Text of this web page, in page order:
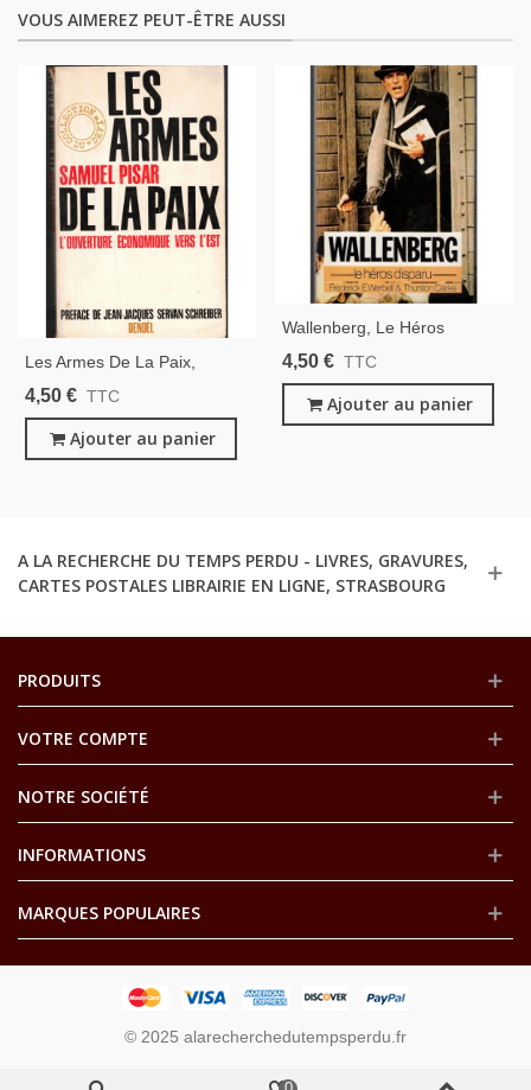
VOUS AIMEREZ PEUT-ÊTRE AUSSI
Les Armes De La Paix,
L'ouverture Économique Vers
Commerce Entre U.R.S.S. Et
Occident
4,50 € TTC
Ajouter au panier
Wallenberg, Le Héros
Disparu, Frederick Werbell &
Guerre Mondiale, Shoah,
Justes
4,50 € TTC
Ajouter au panier
A LA RECHERCHE DU TEMPS PERDU - LIVRES, GRAVURES,
CARTES POSTALES LIBRAIRIE EN LIGNE, STRASBOURG
PRODUITS
VOTRE COMPTE
NOTRE SOCIÉTÉ
INFORMATIONS
MARQUES POPULAIRES
© 2025 alarecherchedutempsperdu.fr